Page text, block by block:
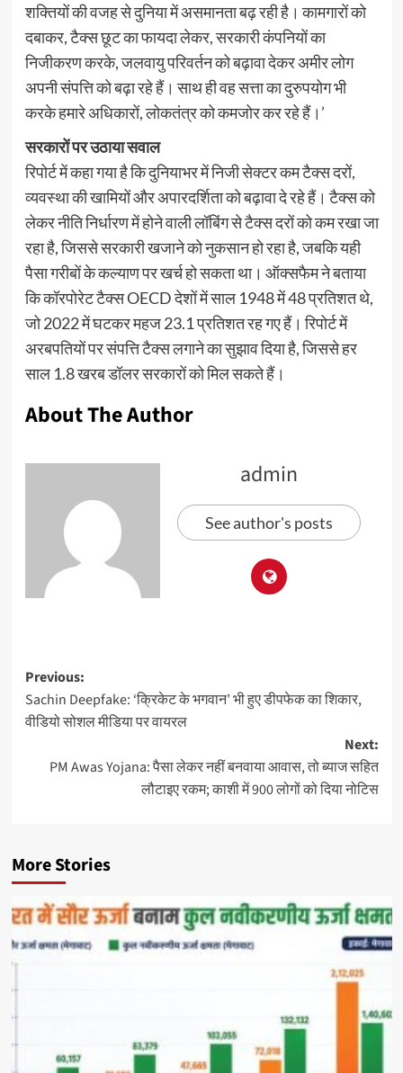
शक्तियों की वजह से दुनिया में असमानता बढ़ रही है। कामगारों को
दबाकर, टैक्स छूट का फायदा लेकर, सरकारी कंपनियों का
निजीकरण करके, जलवायु परिवर्तन को बढ़ावा देकर अमीर लोग
अपनी संपत्ति को बढ़ा रहे हैं। साथ ही वह सत्ता का दुरुपयोग भी
करके हमारे अधिकारों, लोकतंत्र को कमजोर कर रहे हैं।’
सरकारों पर उठाया सवाल
रिपोर्ट में कहा गया है कि दुनियाभर में निजी सेक्टर कम टैक्स दरों,
व्यवस्था की खामियों और अपारदर्शिता को बढ़ावा दे रहे हैं। टैक्स को
लेकर नीति निर्धारण में होने वाली लॉबिंग से टैक्स दरों को कम रखा जा
रहा है, जिससे सरकारी खजाने को नुकसान हो रहा है, जबकि यही
पैसा गरीबों के कल्याण पर खर्च हो सकता था। ऑक्सफैम ने बताया
कि कॉरपोरेट टैक्स OECD देशों में साल 1948 में 48 प्रतिशत थे,
जो 2022 में घटकर महज 23.1 प्रतिशत रह गए हैं। रिपोर्ट में
अरबपतियों पर संपत्ति टैक्स लगाने का सुझाव दिया है, जिससे हर
साल 1.8 खरब डॉलर सरकारों को मिल सकते हैं।
About The Author
admin
See author's posts
Previous:
Sachin Deepfake: ‘क्रिकेट के भगवान’ भी हुए डीपफेक का शिकार,
वीडियो सोशल मीडिया पर वायरल
Next:
PM Awas Yojana: पैसा लेकर नहीं बनवाया आवास, तो ब्याज सहित
लौटाइए रकम; काशी में 900 लोगों को दिया नोटिस
More Stories